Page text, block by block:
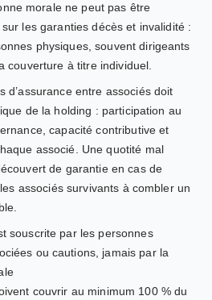
morale ne peut pas être
les garanties décès et invalidité :
physiques, souvent dirigeants
couverture à titre individuel.
d’assurance entre associés doit
de la holding : participation au
capacité contributive et
associé. Une quotité mal
de garantie en cas de
associés survivants à combler un
souscrite par les personnes
ou cautions, jamais par la
couvrir au minimum 100 % du